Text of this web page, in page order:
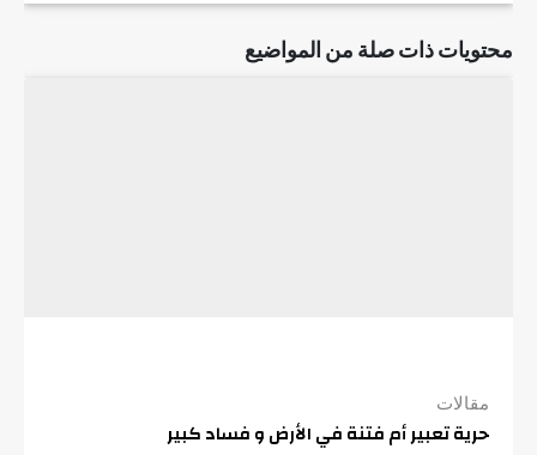
محتويات ذات صلة من المواضيع
مقالات
حرية تعبير أم فتنة في الأرض و فساد كبير